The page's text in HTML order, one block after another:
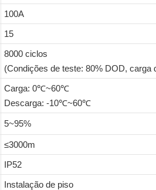
100A
15
8000 ciclos
(Condições de teste: 80% DOD,
Carga: 0℃~60℃
Descarga: -10℃~60℃
5~95%
≤3000m
IP52
Instalação de piso